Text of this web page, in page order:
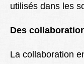
utilisés dans les
Des
La collaboration